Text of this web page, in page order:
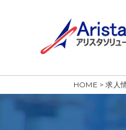
HOME >求人